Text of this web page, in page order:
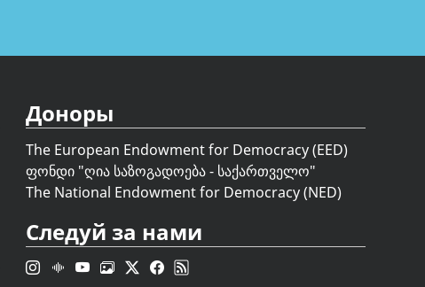
Доноры
The European Endowment for Democracy (EED)
ფონდი "ღია საზოგადოება - საქართველო"
The National Endowment for Democracy (NED)
Следуй за нами